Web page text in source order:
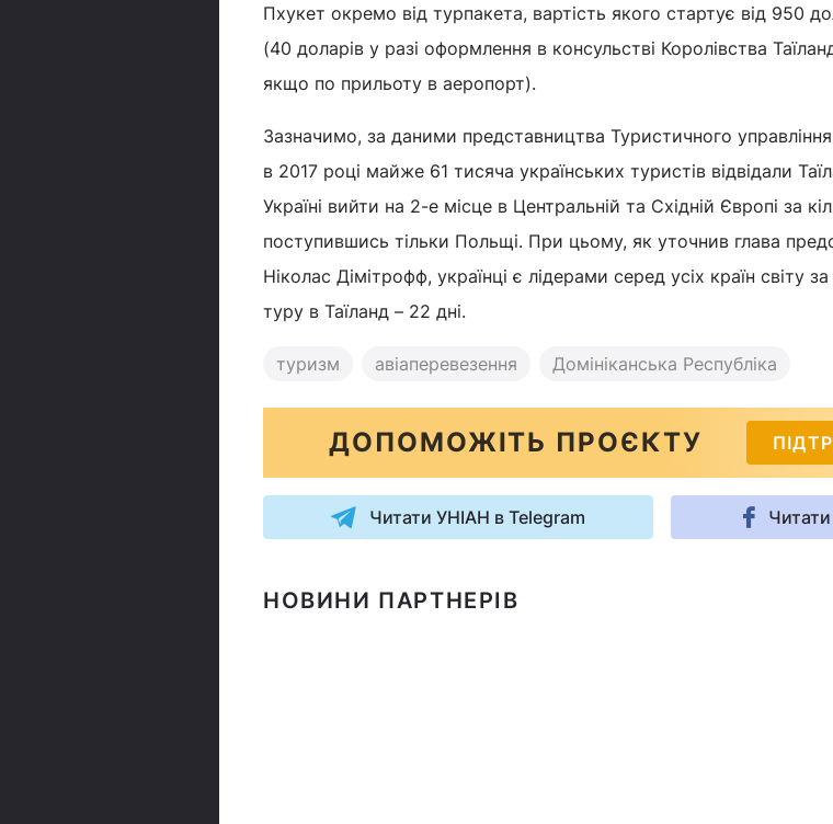
Пхукет окремо від турпакета, вартість якого стартує від 950
(40 доларів у разі оформлення в консульстві Королівства
якщо по прильоту в аеропорт).
Зазначимо, за даними представництва Туристичного управління
в 2017 році майже 61 тисяча українських туристів відвідали
Україні вийти на 2-е місце в Центральній та Східній Європі за
поступившись тільки Польщі. При цьому, як уточнив глава
Ніколас Дімітрофф, українці є лідерами серед усіх країн світу
туру в Таїланд – 22 дні.
туризм авіаперевезення Домініканська Республіка
ДОПОМОЖІТЬ ПРОЄКТУ
Читати УНІАН в Telegram
НОВИНИ ПАРТНЕРІВ